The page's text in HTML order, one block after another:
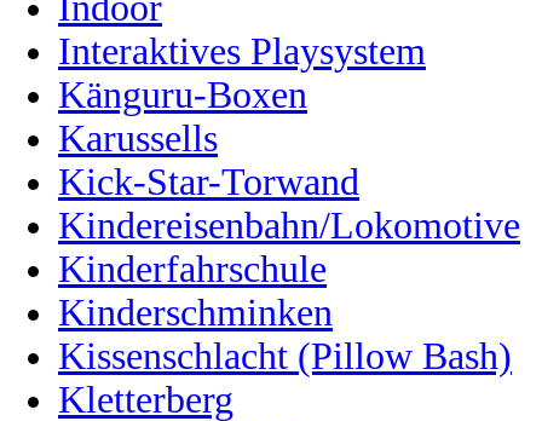
Interaktives Playsystem
Känguru-Boxen
Karussells
Kick-Star-Torwand
Kindereisenbahn/Lokomotive
Kinderfahrschule
Kinderschminken
Kissenschlacht (Pillow Bash)
Kletterberg